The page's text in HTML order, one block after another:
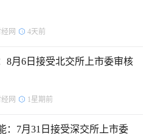
网 4天前
8月6日接受北交所上市委审核
网 1星期前
：7月31日接受深交所上市委